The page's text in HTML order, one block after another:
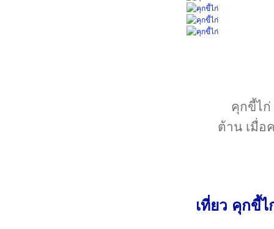
คุกขี้ไก่
ต้าน เมื่อ
เที่ยว คุกขี้